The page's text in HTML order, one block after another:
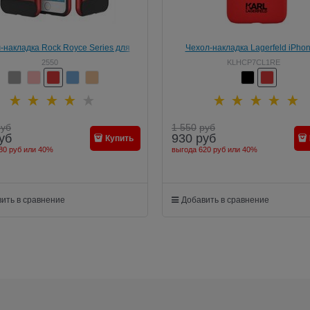
накладка Rock Royce Series для
iPhone 7/8 (Цвет: Красный)
2550
руб или 40%
Купить
в сравнение
Чехол-накладка Lagerfeld
Choupette in love Hard PU, цвет
(KLHCP7CL1RE)
KLHCP7CL1RE
1 550 руб
930 руб
выгода 620 руб или 40%
Добавить в сравнение